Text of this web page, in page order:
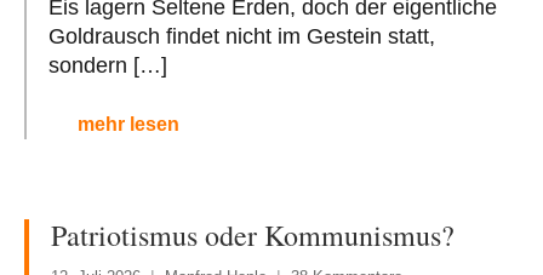
Eis lagern Seltene Erden, doch der eigentliche
Goldrausch findet nicht im Gestein statt,
sondern […]
mehr lesen
Patriotismus oder Kommunismus?